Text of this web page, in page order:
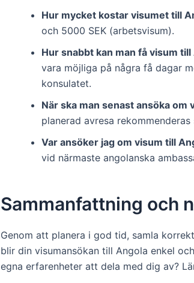
Hur mycket kostar visumet till
och 5000 SEK (arbetsvisum).
Hur snabbt kan man få visum till
vara möjliga på några få dagar
konsulatet.
När ska man senast ansöka om
planerad avresa rekommenderas
Var ansöker jag om visum till
vid närmaste angolanska
Sammanfattning och
Genom att planera i god tid, samla
blir din visumansökan till Angola enkel
egna erfarenheter att dela med dig av?